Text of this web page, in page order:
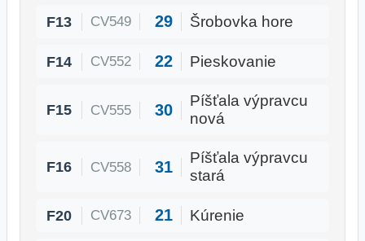
F13 CV549 29 Šrobovka hore
F14 CV552 22 Pieskovanie
F15 CV555 30
Píšťala výpravcu
nová
F16 CV558 31
Píšťala výpravcu
stará
F20 CV673 21 Kúrenie